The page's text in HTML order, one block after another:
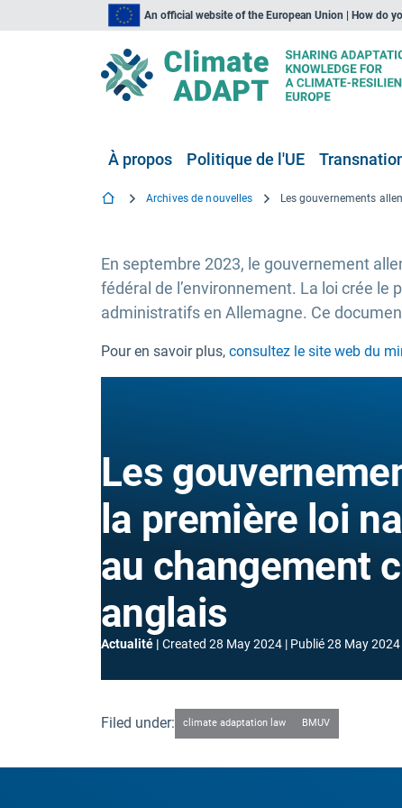
An official website of the European Union | How do
À propos Politique de l'UE
Archives de nouvelles
En septembre 2023, le gouvernement
fédéral de l’environnement. La loi crée
administratifs en Allemagne. Ce
Pour en savoir plus, consultez le site web du
Les
la première loi
au changement
anglais
Actualité Created 28 May 2024 Publié28 May 2024
Filed under: climate adaptation law BMUV